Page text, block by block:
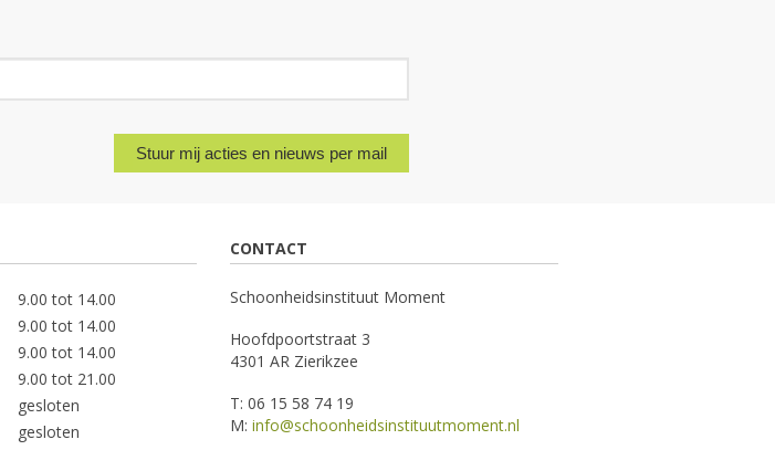
Stuur mij acties en nieuws per mail
9.00 tot 14.00
9.00 tot 14.00
9.00 tot 14.00
9.00 tot 21.00
gesloten
gesloten
CONTACT
Schoonheidsinstituut Moment
Hoofdpoortstraat 3
4301 AR Zierikzee
T: 06 15 58 74 19
M: info@schoonheidsinstituutmoment.nl